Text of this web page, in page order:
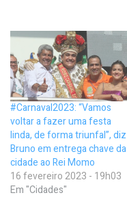
#Carnaval2023: “Vamos
voltar a fazer uma festa
linda, de forma triunfal”, diz
Bruno em entrega chave da
cidade ao Rei Momo
16 fevereiro 2023 - 19h03
Em "Cidades"